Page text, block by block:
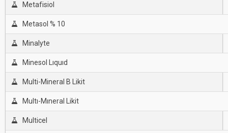
Metafisiol
Metasol % 10
Minalyte
Minesol Lıquıd
Multi-Mineral B Likit
Multı-Mıneral Likit
Multicel